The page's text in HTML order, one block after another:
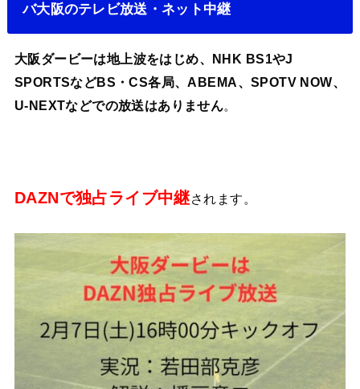
バ大阪のテレビ放送・ネット中継
大阪ダービーは地上波をはじめ、NHK BS1やJ
SPORTSなどBS・CS各局、ABEMA、SPOTV NOW、
U-NEXTなどでの放送はありません。
DAZNで独占ライブ中継されます。